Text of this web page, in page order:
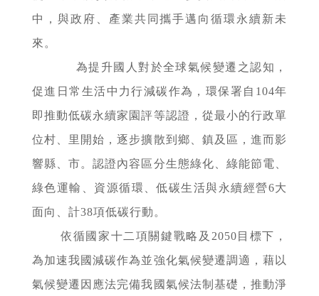
中，與政府、產業共同攜手邁向循環永續新未
來。
為提升國人對於全球氣候變遷之認知，
促進日常生活中力行減碳作為，環保署自104年
即推動低碳永續家園評等認證，從最小的行政單
位村、里開始，逐步擴散到鄉、鎮及區，進而影
響縣、市。認證內容區分生態綠化、綠能節電、
綠色運輸、資源循環、低碳生活與永續經營6大
面向、計38項低碳行動。
依循國家十二項關鍵戰略及2050目標下，
為加速我國減碳作為並強化氣候變遷調適，藉以
氣候變遷因應法完備我國氣候法制基礎，推動淨